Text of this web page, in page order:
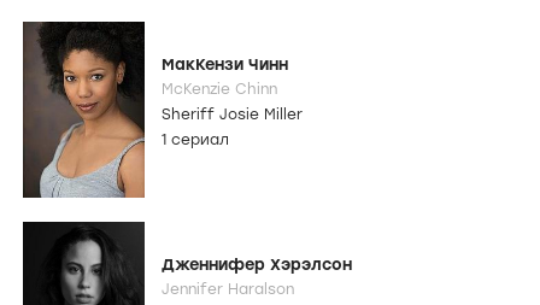
МакКензи Чинн
McKenzie Chinn
Sheriff Josie Miller
1 сериал
Дженнифер Хэрэлсон
Jennifer Haralson